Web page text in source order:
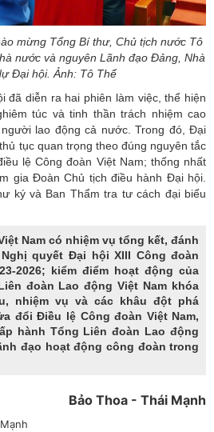
mừng Tổng Bí thư, Chủ tịch nước Tô
nước và nguyên Lãnh đạo Đảng, Nhà
Đại hội. Ảnh: Tô Thế
đã diễn ra hai phiên làm việc, thể hiện
túc và tinh thần trách nhiệm cao
lao động cả nước. Trong đó, Đại
tục quan trọng theo đúng nguyên tắc
lệ Công đoàn Việt Nam; thống nhất
gia Đoàn Chủ tịch điều hành Đại hội.
ký và Ban Thẩm tra tư cách đại biểu
Nam có nhiệm vụ tổng kết, đánh
quyết Đại hội XIII Công đoàn
2026; kiểm điểm hoạt động của
đoàn Lao động Việt Nam khóa
nhiệm vụ và các khâu đột phá
đổi Điều lệ Công đoàn Việt Nam,
hành Tổng Liên đoàn Lao động
đạo hoạt động công đoàn trong
Bảo Thoa - Thái Mạnh